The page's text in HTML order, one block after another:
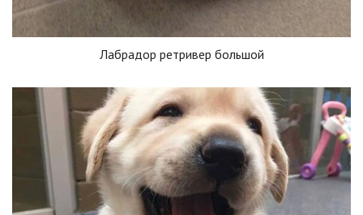
Лабрадор ретривер большой